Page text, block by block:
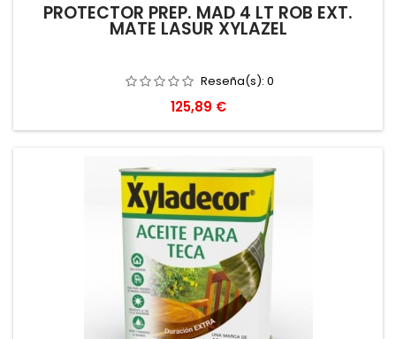
PROTECTOR PREP. MAD 4 LT ROB EXT.
MATE LASUR XYLAZEL
Reseña(s): 0
Precio
125,89 €